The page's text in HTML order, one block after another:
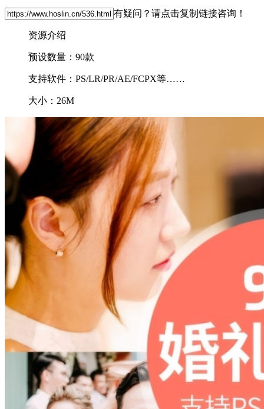
有疑问？请点击复制链接咨询！
资源介绍
预设数量：90款
支持软件：PS/LR/PR/AE/FCPX等……
大小：26M